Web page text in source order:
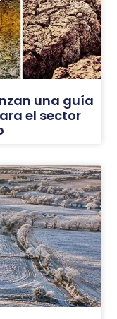
una guía
el sector